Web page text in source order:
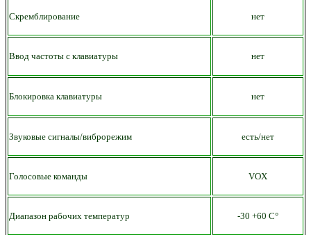
Скремблирование нет
Ввод частоты с клавиатуры нет
Блокировка клавиатуры нет
Звуковые сигналы/виброрежим есть/нет
Голосовые команды VOX
Диапазон рабочих температур -30 +60 С°